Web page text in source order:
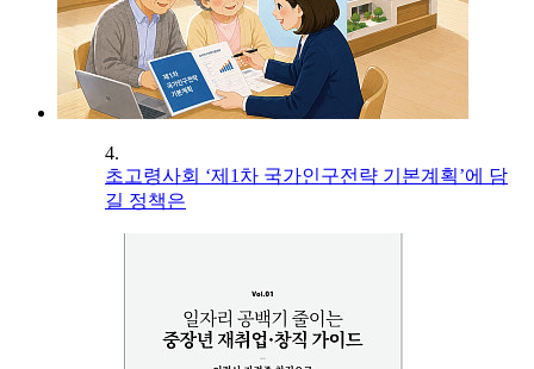
4.
초고령사회 ‘제1차 국가인구전략 기본계획’에 담
길 정책은